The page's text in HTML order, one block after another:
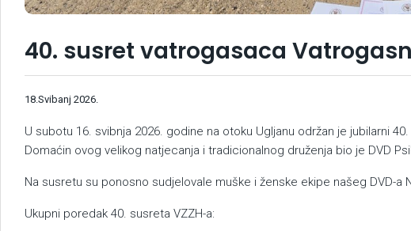
40. susret vatrogasaca
18.Svibanj 2026.
U subotu 16. svibnja 2026. godine na otoku Ugljanu održan je jubilarni
Domaćin ovog velikog natjecanja i tradicionalnog druženja bio je DVD
Na susretu su ponosno sudjelovale muške i ženske ekipe našeg DVD-a
Ukupni poredak 40. susreta VZZH-a: